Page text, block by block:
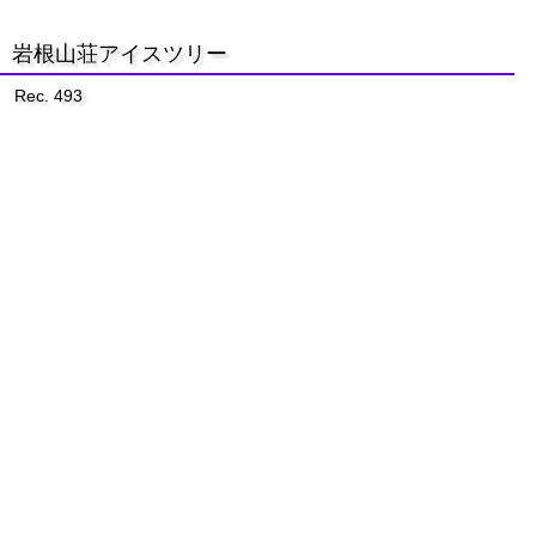
岩根山荘アイスツリー
Rec. 493